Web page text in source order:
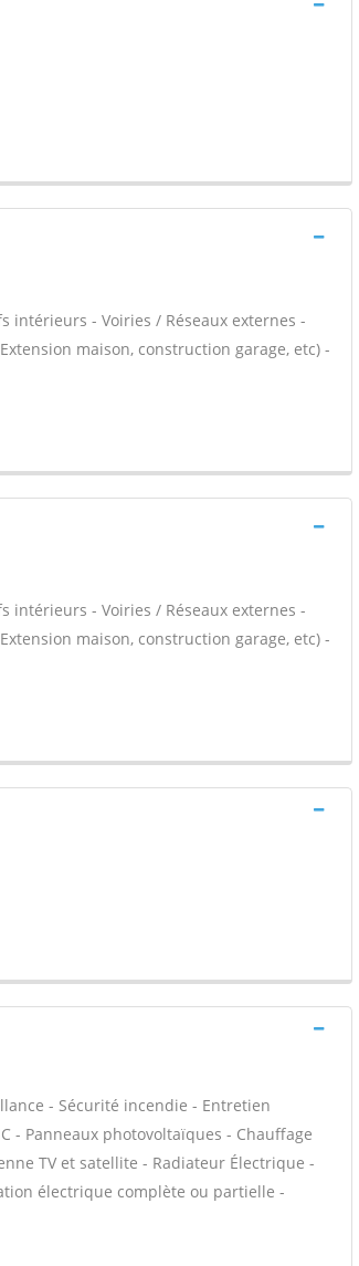
intérieurs - Voiries / Réseaux externes -
maison, construction garage, etc) -
intérieurs - Voiries / Réseaux externes -
maison, construction garage, etc) -
- Sécurité incendie - Entretien
- Panneaux photovoltaïques - Chauffage
TV et satellite - Radiateur Électrique -
électrique complète ou partielle -